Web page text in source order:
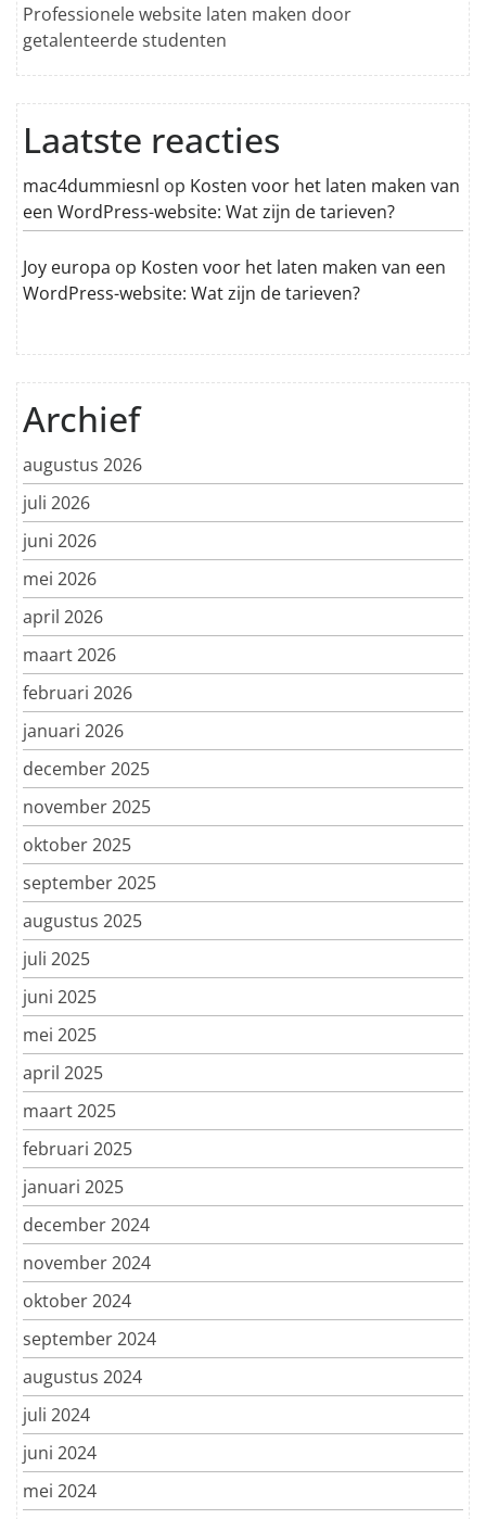
Professionele website laten maken door
getalenteerde studenten
Laatste reacties
mac4dummiesnl op Kosten voor het laten maken van
een WordPress-website: Wat zijn de tarieven?
Joy europa op Kosten voor het laten maken van een
WordPress-website: Wat zijn de tarieven?
Archief
augustus 2026
juli 2026
juni 2026
mei 2026
april 2026
maart 2026
februari 2026
januari 2026
december 2025
november 2025
oktober 2025
september 2025
augustus 2025
juli 2025
juni 2025
mei 2025
april 2025
maart 2025
februari 2025
januari 2025
december 2024
november 2024
oktober 2024
september 2024
augustus 2024
juli 2024
juni 2024
mei 2024